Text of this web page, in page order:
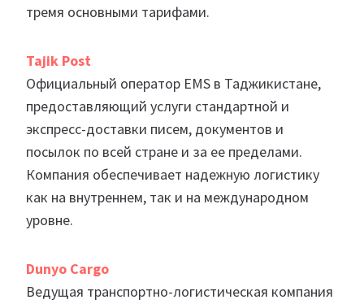
тремя основными тарифами.
Tajik Post
Официальный оператор EMS в Таджикистане,
предоставляющий услуги стандартной и
экспресс-доставки писем, документов и
посылок по всей стране и за ее пределами.
Компания обеспечивает надежную логистику
как на внутреннем, так и на международном
уровне.
Dunyo Cargo
Ведущая транспортно-логистическая компания